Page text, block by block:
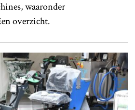
waaronder
overzicht.